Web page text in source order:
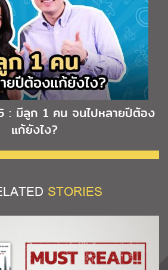
: มีลูก 1 คน จนไปหลายปีต้อง
แก้ยังไง?
STORIES